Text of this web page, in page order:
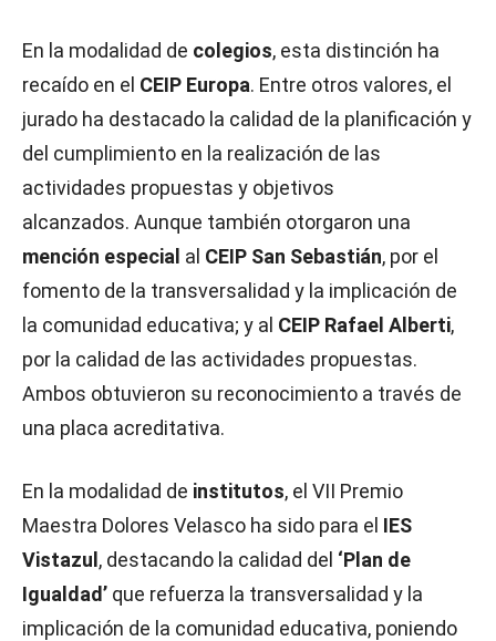
En la modalidad de colegios, esta distinción ha
recaído en el CEIP Europa. Entre otros valores, el
jurado ha destacado la calidad de la planificación y
del cumplimiento en la realización de las
actividades propuestas y objetivos
alcanzados. Aunque también otorgaron una
mención especial al CEIP San Sebastián, por el
fomento de la transversalidad y la implicación de
la comunidad educativa; y al CEIP Rafael Alberti,
por la calidad de las actividades propuestas.
Ambos obtuvieron su reconocimiento a través de
una placa acreditativa.
En la modalidad de institutos, el VII Premio
Maestra Dolores Velasco ha sido para el IES
Vistazul , destacando la calidad del ‘Plan de
Igualdad’ que refuerza la transversalidad y la
implicación de la comunidad educativa, poniendo